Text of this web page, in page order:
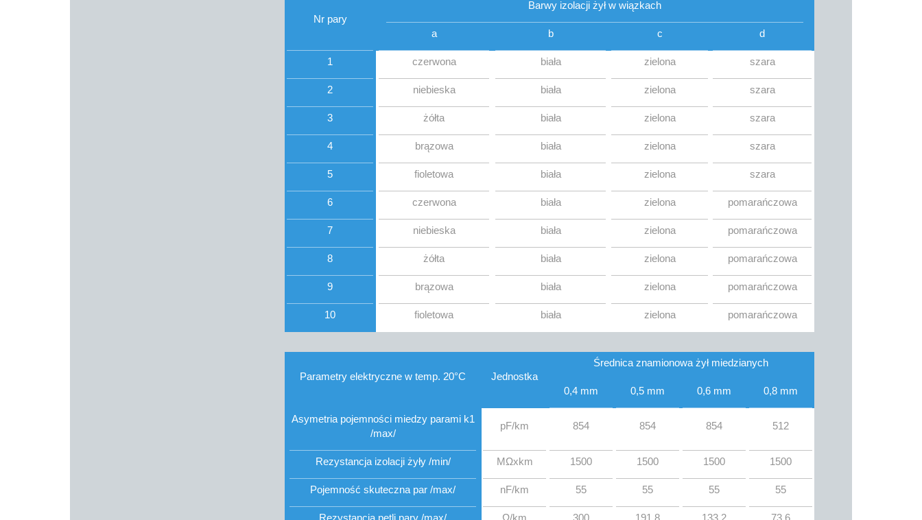
Nr pary
Barwy izolacji żył w wiązkach
a b c d
1 czerwona biała zielona szara
2 niebieska biała zielona szara
3 żółta biała zielona szara
4 brązowa biała zielona szara
5 fioletowa biała zielona szara
6 czerwona biała zielona pomarańczowa
7 niebieska biała zielona pomarańczowa
8 żółta biała zielona pomarańczowa
9 brązowa biała zielona pomarańczowa
10 fioletowa biała zielona pomarańczowa
Parametry elektryczne w temp. 20°C Jednostka
Średnica znamionowa żył miedzianych
0,4 mm 0,5 mm 0,6 mm 0,8 mm
Asymetria pojemności miedzy parami k1
/max/
pF/km 854 854 854 512
Rezystancja izolacji żyły /min/ MΩxkm 1500 1500 1500 1500
Pojemność skuteczna par /max/ nF/km 55 55 55 55
Rezystancja pętli pary /max/ Ω/km 300 191,8 133,2 73,6